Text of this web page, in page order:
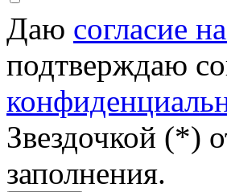
Даю согласие
подтверждаю
Звездочкой (*)
заполнения.